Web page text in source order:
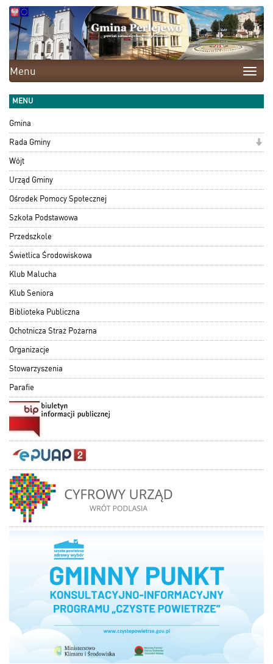
Toggle
Menu
MENU
Gmina
Rada Gminy
Wójt
Urząd Gminy
Ośrodek Pomocy Społecznej
Szkoła Podstawowa
Przedszkole
Świetlica Środowiskowa
Klub Malucha
Klub Seniora
Biblioteka Publiczna
Ochotnicza Straż Pożarna
Organizacje
Stowarzyszenia
Parafie